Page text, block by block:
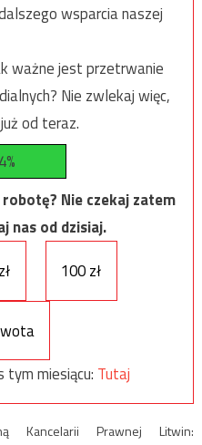
wsparcia naszej
ważne jest przetrwanie
Nie zwlekaj więc,
od teraz.
Nie czekaj zatem
nas od dzisiaj.
100 zł
tym miesiącu: Tutaj
Kancelarii Prawnej Litwin: